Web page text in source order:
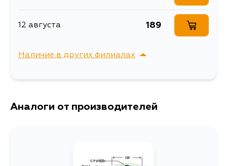
12 августа 189
Наличие в других филиалах
г. Владивосток,
Аналоги от производителей